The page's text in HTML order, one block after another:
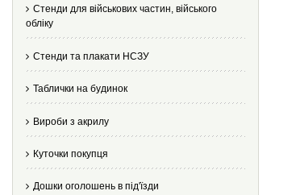
Стенди для військових частин, війського
обліку
Стенди та плакати НСЗУ
Таблички на будинок
Вироби з акрилу
Куточки покупця
Дошки оголошень в під'їзди